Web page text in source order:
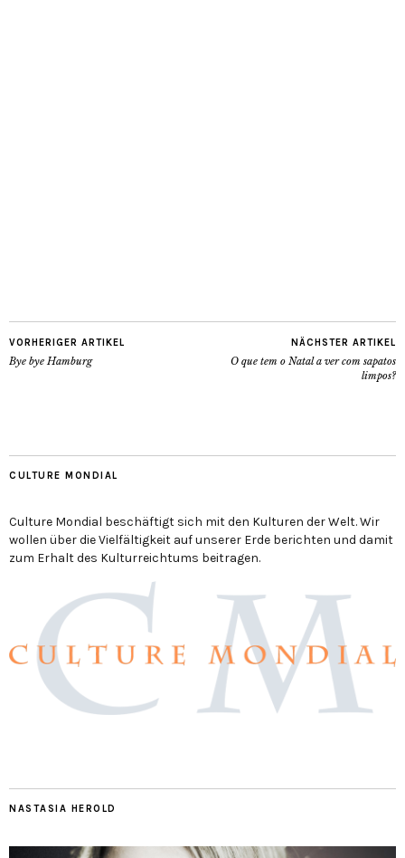
VORHERIGER ARTIKEL
Bye bye Hamburg
NÄCHSTER ARTIKEL
O que tem o Natal a ver com sapatos
limpos?
CULTURE MONDIAL
Culture Mondial beschäftigt sich mit den Kulturen der Welt. Wir
wollen über die Vielfältigkeit auf unserer Erde berichten und damit
zum Erhalt des Kulturreichtums beitragen.
NASTASIA HEROLD